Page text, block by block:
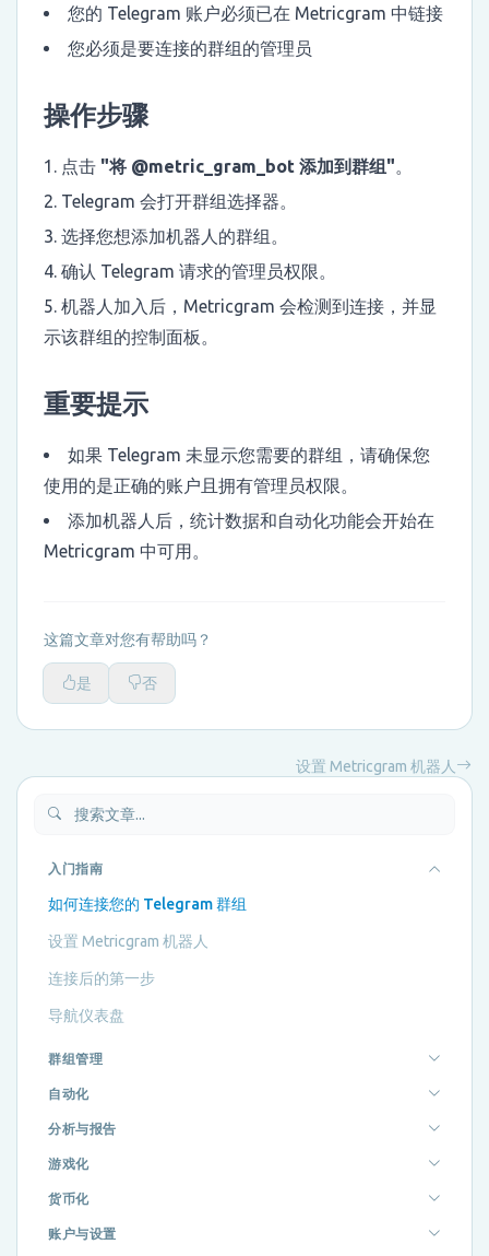
您的 Telegram 账户必须已在 Metricgram 中链接
您必须是要连接的群组的管理员
操作步骤
点击 "将 @metric_gram_bot 添加到群组"。
Telegram 会打开群组选择器。
选择您想添加机器人的群组。
确认 Telegram 请求的管理员权限。
机器人加入后，Metricgram 会检测到连接，并显
示该群组的控制面板。
重要提示
如果 Telegram 未显示您需要的群组，请确保您
使用的是正确的账户且拥有管理员权限。
添加机器人后，统计数据和自动化功能会开始在
Metricgram 中可用。
这篇文章对您有帮助吗？
是 否
设置 Metricgram 机器人
入门指南
如何连接您的 Telegram 群组
设置 Metricgram 机器人
连接后的第一步
导航仪表盘
群组管理
自动化
分析与报告
游戏化
货币化
账户与设置